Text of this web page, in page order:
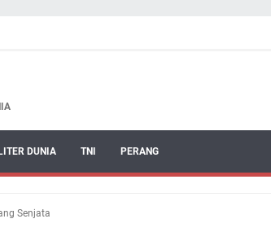
DUNIA TNI PERANG
Senjata